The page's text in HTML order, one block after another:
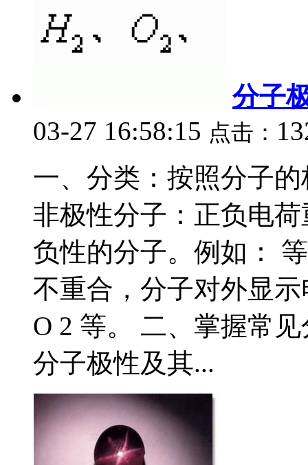
分子
03-27 16:58:15 点击：
一、分类：按照分子
非极性分子：正负电
负性的分子。例如：
不重合，分子对外显
O 2 等。 二、掌握常
分子极性及其...